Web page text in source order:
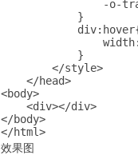
-o-transition:
}
width:
}
</style>
</head>
<body>
<div></div>
</body>
</html>
效果图